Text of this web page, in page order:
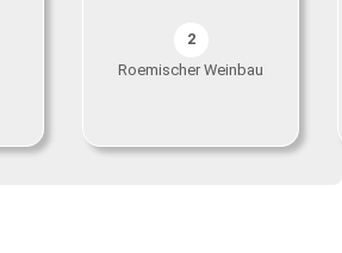
2
Roemischer Weinbau